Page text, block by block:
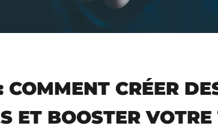
CRÉER
ET BOOSTER